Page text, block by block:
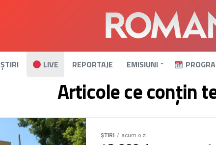
ȘTIRI LIVE REPORTAJE EMISIUNI
Articole ce conțin
ȘTIRI acum o zi